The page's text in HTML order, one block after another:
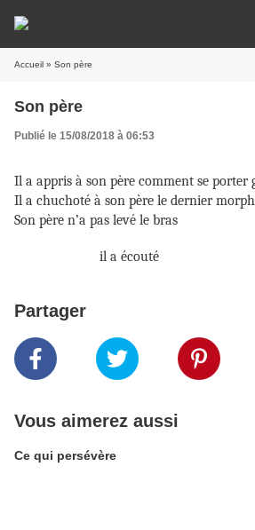
Accueil » Son père
Son père
Publié le 15/08/2018 à 06:53
Il a appris à son père comment se porter
Il a chuchoté à son père le dernier
Son père n’a pas levé le bras
il a écouté
Partager
Vous aimerez aussi
Ce qui persévère